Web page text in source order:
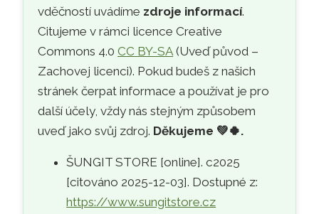
vděčností uvádíme zdroje informací.
Citujeme v rámci licence Creative
Commons 4.0CC BY-SA(Uveď původ –
Zachovej licenci). Pokud budeš z našich
stránek čerpat informace a používat je pro
další účely, vždy nás stejným způsobem
uveď jako svůj zdroj. Děkujeme 💚🍀.
ŠUNGIT STORE [online]. c2025
[citováno 2025-12-03]. Dostupné z:
https://www.sungitstore.cz